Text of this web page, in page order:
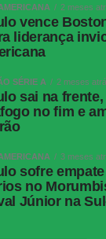
2 meses
vence
liderança
SÉRIE A 2 meses
sai na
no fim e
3 meses
sofre
no
Júnior na